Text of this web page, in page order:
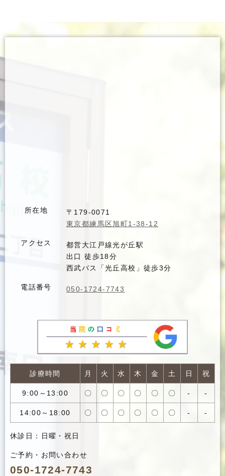
所在地
〒179-0071
東京都練馬区旭町1-38-12
アクセス
都営大江戸線光が丘駅
出口 徒歩18分
西武バス「光丘高校」徒歩3分
電話番号 050-1724-7743
診療時間 月 火 水 木 金 土 日 祝
9:00～13:00 〇 〇 〇 〇 〇 〇 - -
14:00～18:00 〇 〇 〇 〇 〇 〇 - -
休診日：日曜・祝日
ご予約・お問い合わせ
050-1724-7743